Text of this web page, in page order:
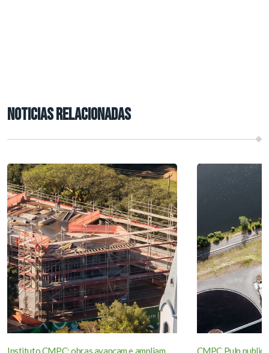
NOTICIAS RELACIONADAS
Instituto CMPC: obras avançam e ampliam CMPC Pulp